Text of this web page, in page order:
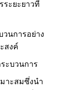
ระยะยาวที่
วนการอย่าง
สงค์
ะบวนการ
าะสมซึ่งนำ